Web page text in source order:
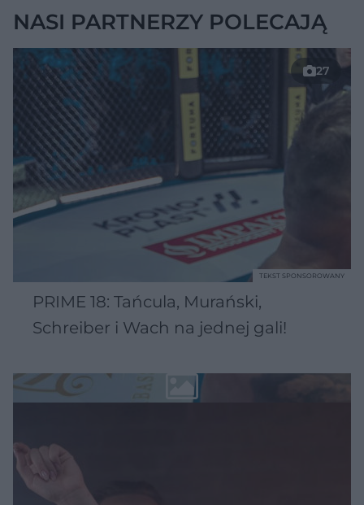
NASI PARTNERZY POLECAJĄ
27
PRIME 18: Tańcula, Murański,
Schreiber i Wach na jednej gali!
TEKST SPONSOROWANY